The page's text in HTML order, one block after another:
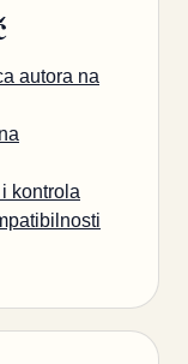
autora na
kontrola